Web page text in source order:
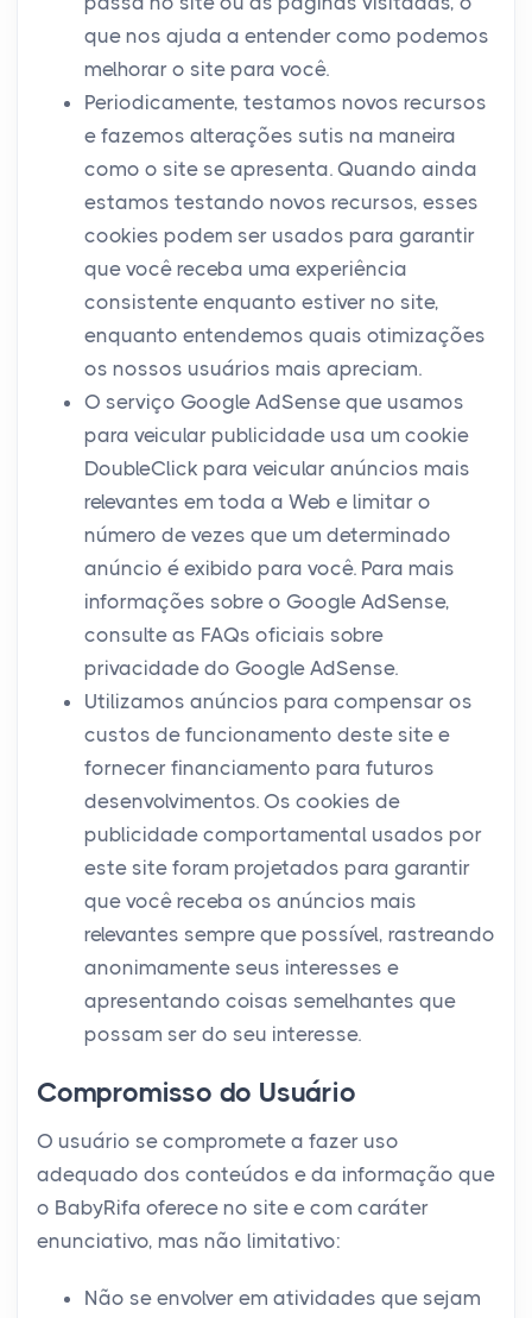
que nos ajuda a entender como podemos
melhorar o site para você.
Periodicamente, testamos novos recursos
e fazemos alterações sutis na maneira
como o site se apresenta. Quando ainda
estamos testando novos recursos, esses
cookies podem ser usados ​​para garantir
que você receba uma experiência
consistente enquanto estiver no site,
enquanto entendemos quais otimizações
os nossos usuários mais apreciam.
O serviço Google AdSense que usamos
para veicular publicidade usa um cookie
DoubleClick para veicular anúncios mais
relevantes em toda a Web e limitar o
número de vezes que um determinado
anúncio é exibido para você. Para mais
informações sobre o Google AdSense,
consulte as FAQs oficiais sobre
privacidade do Google AdSense.
Utilizamos anúncios para compensar os
custos de funcionamento deste site e
fornecer financiamento para futuros
desenvolvimentos. Os cookies de
publicidade comportamental usados ​​por
este site foram projetados para garantir
que você receba os anúncios mais
relevantes sempre que possível, rastreando
anonimamente seus interesses e
apresentando coisas semelhantes que
possam ser do seu interesse.
Compromisso do Usuário
O usuário se compromete a fazer uso
adequado dos conteúdos e da informação que
o BabyRifa oferece no site e com caráter
enunciativo, mas não limitativo:
Não se envolver em atividades que sejam